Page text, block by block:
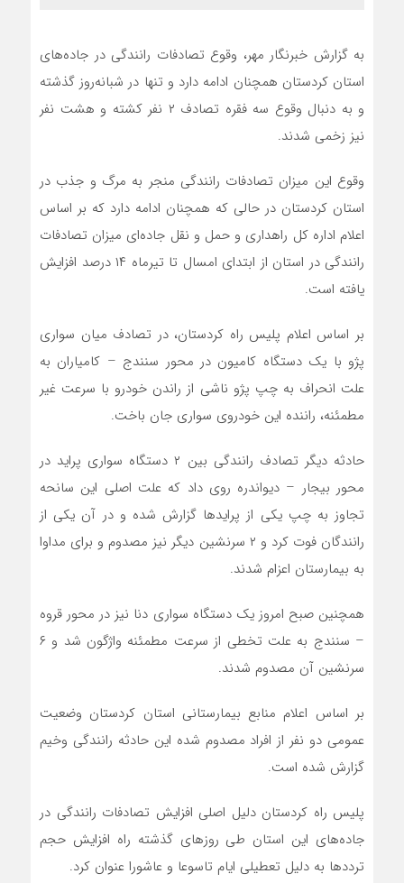
به گزارش خبرنگار مهر، وقوع تصادفات رانندگی در جاده‌های
استان کردستان همچنان ادامه دارد و تنها در شبانه‌روز گذشته
و به دنبال وقوع سه فقره تصادف ۲ نفر کشته و هشت نفر
نیز زخمی شدند.
وقوع این میزان تصادفات رانندگی منجر به مرگ و جذب در
استان کردستان در حالی که همچنان ادامه دارد که بر اساس
اعلام اداره کل راهداری و حمل و نقل جاده‌ای میزان تصادفات
رانندگی در استان از ابتدای امسال تا تیرماه ۱۴ درصد افزایش
یافته است.
بر اساس اعلام پلیس راه کردستان، در تصادف میان سواری
پژو با یک دستگاه کامیون در محور سنندج – کامیاران به
علت انحراف به چپ پژو ناشی از راندن خودرو با سرعت غیر
مطمئنه، راننده این خودروی سواری جان باخت.
حادثه دیگر تصادف رانندگی بین ۲ دستگاه سواری پراید در
محور بیجار – دیواندره روی داد که علت اصلی این سانحه
تجاوز به چپ یکی از پرایدها گزارش شده و در آن یکی از
رانندگان فوت کرد و ۲ سرنشین دیگر نیز مصدوم و برای مداوا
به بیمارستان اعزام شدند.
همچنین صبح امروز یک دستگاه سواری دنا نیز در محور قروه
– سنندج به علت تخطی از سرعت مطمئنه واژگون شد و ۶
سرنشین آن مصدوم شدند.
بر اساس اعلام منابع بیمارستانی استان کردستان وضعیت
عمومی دو نفر از افراد مصدوم شده این حادثه رانندگی وخیم
گزارش شده است.
پلیس راه کردستان دلیل اصلی افزایش تصادفات رانندگی در
جاده‌های این استان طی روزهای گذشته راه افزایش حجم
ترددها به دلیل تعطیلی ایام تاسوعا و عاشورا عنوان کرد.